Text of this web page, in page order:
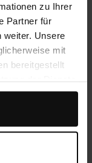
zu Ihrer
Partner für
weiter. Unsere
mit
bereitgestellt
der Dienste
Werbe- und
Daten
um eine
ist Mitte
Sneaker der
bunten Shoe
Schuhe ist
Leder